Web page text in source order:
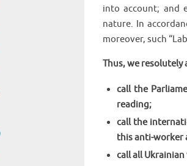
into account; and
nature. In
moreover, such
Thus, we resolutely
call the
reading;
call the
this anti-worker
call all